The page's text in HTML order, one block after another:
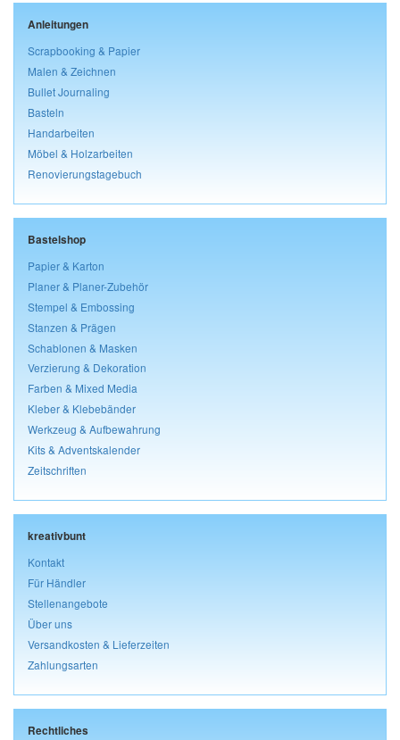
Anleitungen
Scrapbooking & Papier
Malen & Zeichnen
Bullet Journaling
Basteln
Handarbeiten
Möbel & Holzarbeiten
Renovierungstagebuch
Bastelshop
Papier & Karton
Planer & Planer-Zubehör
Stempel & Embossing
Stanzen & Prägen
Schablonen & Masken
Verzierung & Dekoration
Farben & Mixed Media
Kleber & Klebebänder
Werkzeug & Aufbewahrung
Kits & Adventskalender
Zeitschriften
kreativbunt
Kontakt
Für Händler
Stellenangebote
Über uns
Versandkosten & Lieferzeiten
Zahlungsarten
Rechtliches